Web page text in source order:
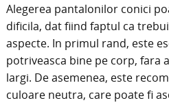
Alegerea pantalonilor conici
dificila, dat fiind faptul ca
aspecte. In primul rand, este
potriveasca bine pe corp, fara
largi. De asemenea, este
culoare neutra, care poate fi